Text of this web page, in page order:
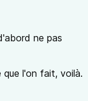
ne pas
l'on fait, voilà.